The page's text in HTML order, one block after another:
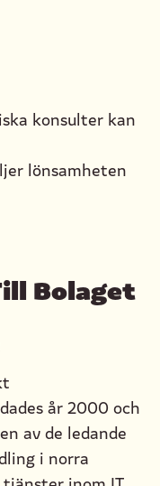
konsulter kan
lönsamheten
Bolaget
år 2000 och
av de ledande
i norra